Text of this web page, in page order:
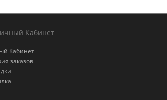
Кабинет
Кабинет
заказов